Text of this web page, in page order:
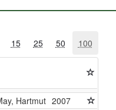
15 25 50 100
Hartmut 2007